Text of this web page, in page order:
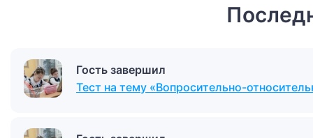
Гость завершил
Тест на тему «Вопросительно-